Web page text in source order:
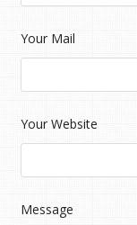
Your Mail
Your Website
Message